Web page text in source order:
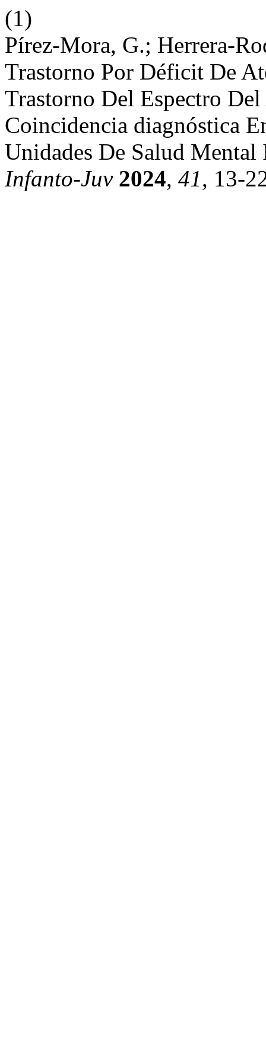
(1)
Pírez-Mora, G.; Herrera-
Trastorno Por Déficit De
Trastorno Del Espectro
Coincidencia diagnóstica
Unidades De Salud
Infanto-Juv 2024, 41, 13-